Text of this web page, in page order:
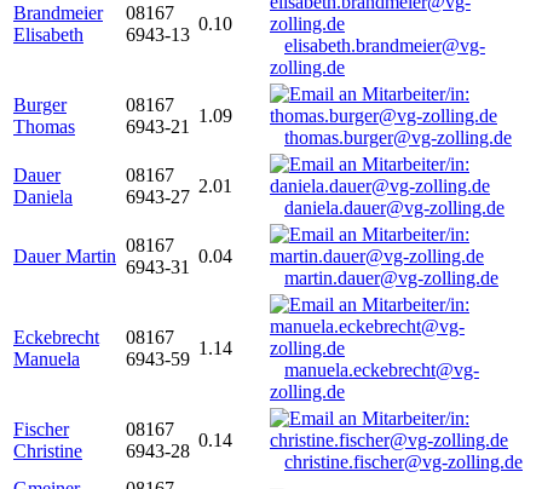
Brandmeier
Elisabeth
08167
6943-13
0.10
elisabeth.brandmeier@vg-
zolling.de
Burger
Thomas
08167
6943-21
1.09
thomas.burger@vg-zolling.de
Dauer
Daniela
08167
6943-27
2.01
daniela.dauer@vg-zolling.de
Dauer Martin
08167
6943-31
0.04
martin.dauer@vg-zolling.de
Eckebrecht
Manuela
08167
6943-59
1.14
manuela.eckebrecht@vg-
zolling.de
Fischer
Christine
08167
6943-28
0.14
christine.fischer@vg-zolling.de